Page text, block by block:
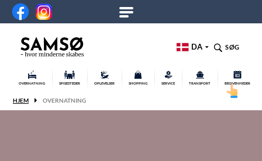
DA SØG
OVERNATNING SPISESTEDER OPLEVELSER SHOPPING SERVICE TRANSPORT BEGIVENHEDER
HJEM OVERNATNING